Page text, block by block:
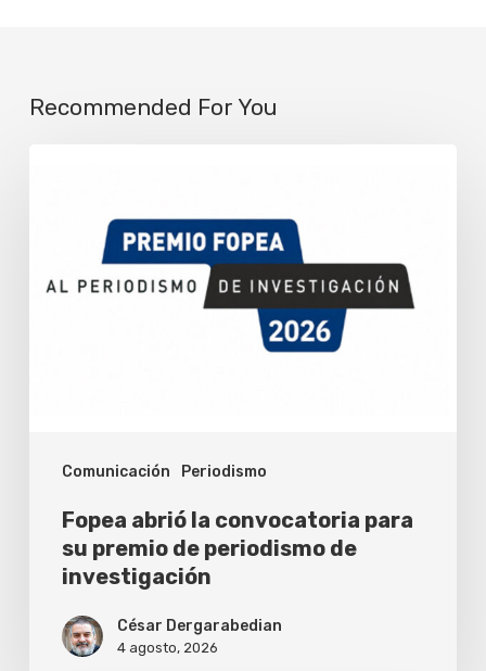
Recommended For You
Comunicación Periodismo
convocatoria
para
investigación
Fopea abrió la convocatoria para
su premio de periodismo de
investigación
César Dergarabedian
4 agosto, 2026